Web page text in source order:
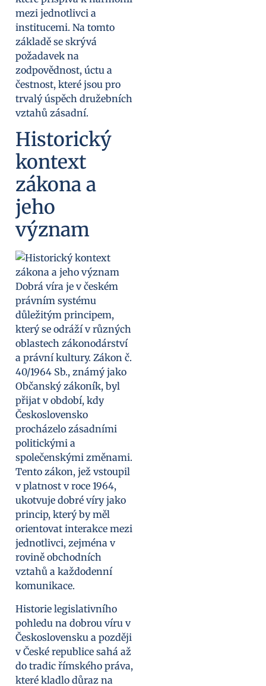
mezi jednotlivci a
institucemi. Na tomto
základě se skrývá
požadavek na
zodpovědnost, úctu a
čestnost, které jsou pro
trvalý úspěch družebních
vztahů zásadní.
Historický
kontext
zákona a
jeho
význam
Dobrá víra je v českém
právním systému
důležitým principem,
který se odráží v různých
oblastech zákonodárství
a právní kultury. Zákon č.
40/1964 Sb., známý jako
Občanský zákoník, byl
přijat v období, kdy
Československo
procházelo zásadními
politickými a
společenskými změnami.
Tento zákon, jež vstoupil
v platnost v roce 1964,
ukotvuje dobré víry jako
princip, který by měl
orientovat interakce mezi
jednotlivci, zejména v
rovině obchodních
vztahů a každodenní
komunikace.
Historie legislativního
pohledu na dobrou víru v
Československu a později
v České republice sahá až
do tradic římského práva,
které kladlo důraz na